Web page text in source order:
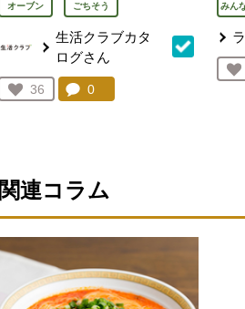
オーブン ごちそう
生活クラブカタ
ログさん
お気に入り登録：
36
人が登録
コメント：
0
みん
関連コラム